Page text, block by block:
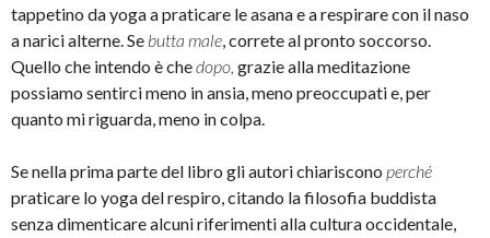
tappetino da yoga a praticare le asana e a respirare con il naso
a narici alterne. Se butta male, correte al pronto soccorso.
Quello che intendo è chedopo, grazie alla meditazione
possiamo sentirci meno in ansia, meno preoccupati e, per
quanto mi riguarda, meno in colpa.
Se nella prima parte del libro gli autori chiariscono perché
praticare lo yoga del respiro, citando la filosofia buddista
senza dimenticare alcuni riferimenti alla cultura occidentale,